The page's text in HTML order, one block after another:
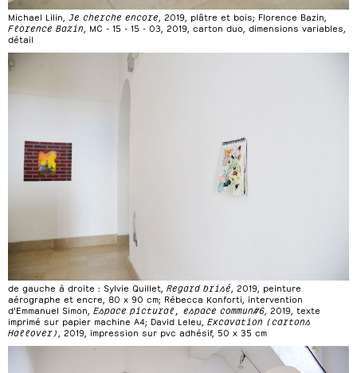
Michael Lilin, Je cherche encore, 2019, plâtre et bois; Florence Bazin,
Florence Bazin, MC - 15 - 15 - 03, 2019, carton duo, dimensions variables,
détail
de gauche à droite : Sylvie Quillet, Regard brisé, 2019, peinture
aérographe et encre, 80 x 90 cm; Rébecca Konforti, intervention
d’Emmanuel Simon, Espace pictural, espace commun#6, 2019, texte
imprimé sur papier machine A4; David Leleu, Excavation (cartons
Hallover) , 2019, impression sur pvc adhésif, 50 x 35 cm